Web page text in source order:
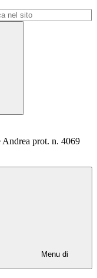
prot. n. 4069
Menu di